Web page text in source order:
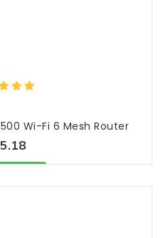
Wi-Fi 6 Mesh Router